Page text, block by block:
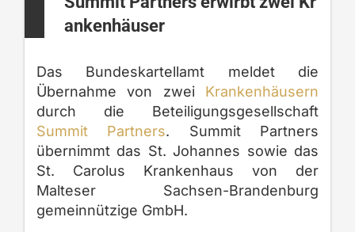
ankenhäuser
Das Bundeskartellamt meldet die
Übernahme von zwei Krankenhäusern
durch die Beteiligungsgesellschaft
Summit Partners. Summit Partners
übernimmt das St. Johannes sowie das
St. Carolus Krankenhaus von der
Malteser Sachsen-Brandenburg
gemeinnützige GmbH.